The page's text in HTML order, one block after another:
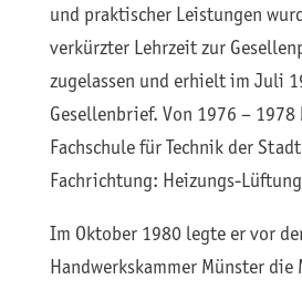
und praktischer Leistungen
verkürzter Lehrzeit zur
zugelassen und erhielt im Juli
Gesellenbrief. Von 1976 – 1978
Fachschule für Technik der Stadt
Fachrichtung: Heizungs-
Im Oktober 1980 legte er vor
Handwerkskammer Münster